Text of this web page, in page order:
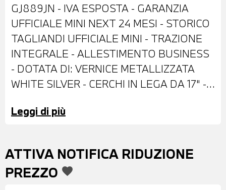
GJ889JN - IVA ESPOSTA - GARANZIA
UFFICIALE MINI NEXT 24 MESI - STORICO
TAGLIANDI UFFICIALE MINI - TRAZIONE
INTEGRALE - ALLESTIMENTO BUSINESS
- DOTATA DI: VERNICE METALLIZZATA
WHITE SILVER - CERCHI IN LEGA DA 17" -
FENDINEBBIA A LED - RETROVISORI
SENSORI DI PARCHEGGIO ANTERIORI E
POSTERIORI - TELECAMERA
Leggi di più
ATTIVA NOTIFICA RIDUZIONE
PREZZO favorite